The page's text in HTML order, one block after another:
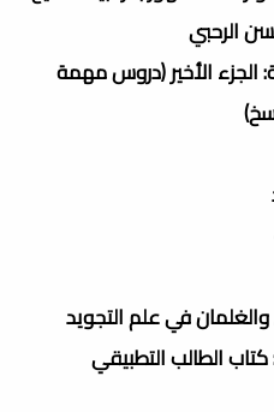
الرحبي
الجزء الأخير (دروس مهمة
في علم التجويد
الطالب التطبيقي